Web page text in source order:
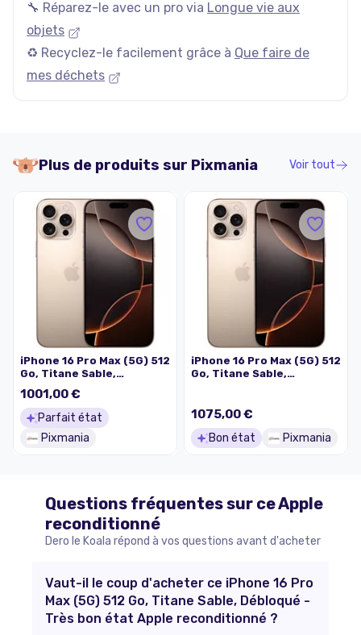
🔧 Réparez-le avec un pro via Longue vie aux
objets
♻️ Recyclez-le facilement grâce à Que faire de
mes déchets
Plus de produits sur Pixmania Voir tout
iPhone 16 Pro Max (5G) 512
Go, Titane Sable,
Débloqué - Excellent état
1001,00 €
Parfait état
Pixmania
iPhone 16 Pro Max (5G) 512
Go, Titane Sable,
1075,00 €
Bon état Pixmania
Questions fréquentes sur ceApple
reconditionné
Dero le Koala répond à vos questions avant d'acheter
Vaut-il le coup d'acheter ce iPhone 16 Pro
Max (5G) 512 Go, Titane Sable, Débloqué -
Très bon état Apple reconditionné ?